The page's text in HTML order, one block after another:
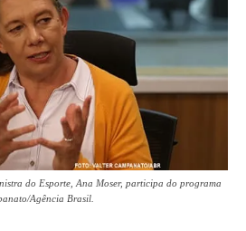
do Esporte, Ana Moser, participa do programa
Agência Brasil.